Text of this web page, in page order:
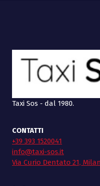
Taxi Sos - dal 1980.
CONTATTI
+39 393 1520041
info@taxi-sos.it
Via Curio Dentato 21,